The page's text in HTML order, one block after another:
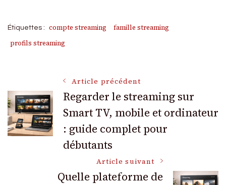
Étiquettes : compte streaming
famille streaming
profils streaming
Navigation
des
articles
Article précédent
Regarder le streaming sur
Smart TV, mobile et ordinateur
: guide complet pour
débutants
Article suivant
Quelle plateforme de